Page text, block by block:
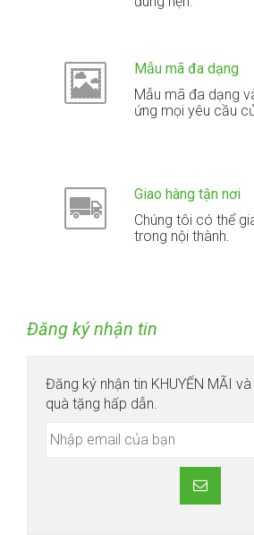
Mẫu mã đa dạng
Mẫu mã đa dạng
ứng mọi yêu cầu
Giao hàng tận nơi
Chúng tôi có thể
trong nội thành.
Đăng ký nhận tin
Đăng ký nhận tin KHUYẾN MÃI
quà tặng hấp dẫn.